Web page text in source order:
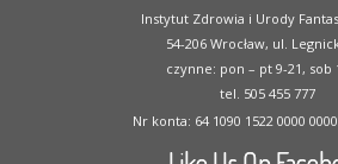
Instytut Zdrowia i Urody
54-206 Wrocław, ul.
czynne: pon – pt 9-21, sob
tel. 505 455 777
Nr konta: 64 1090 1522 0000